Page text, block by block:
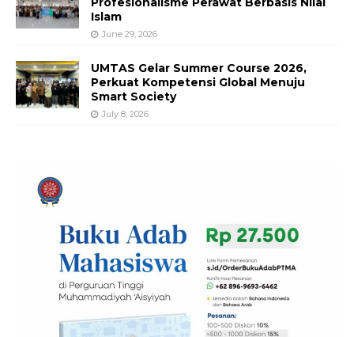
Islam
June 29, 2026
UMTAS Gelar Summer Course 2026,
Perkuat Kompetensi Global Menuju
Smart Society
July 8, 2026